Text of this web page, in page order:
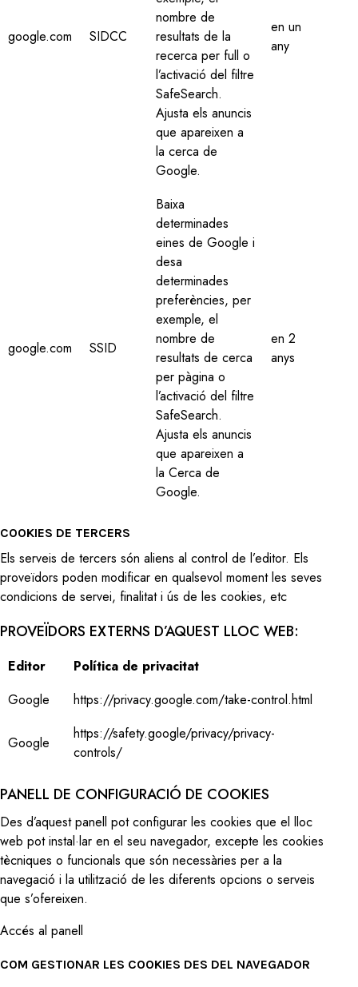
google.com SIDCC
nombre de
resultats de la
recerca per full o
l’activació del filtre
SafeSearch.
Ajusta els anuncis
que apareixen a
la cerca de
Google.
en un
any
google.com SSID
Baixa
determinades
eines de Google i
desa
determinades
preferències, per
exemple, el
nombre de
resultats de cerca
per pàgina o
l’activació del filtre
SafeSearch.
Ajusta els anuncis
que apareixen a
la Cerca de
Google.
en 2
anys
COOKIES DE TERCERS
Els serveis de tercers són aliens al control de l’editor. Els
proveïdors poden modificar en qualsevol moment les seves
condicions de servei, finalitat i ús de les cookies, etc
PROVEÏDORS EXTERNS D’AQUEST LLOC WEB:
Editor
Política de privacitat
Google
https://privacy.google.com/take-control.html
Google
https://safety.google/privacy/privacy-
controls/
PANELL DE CONFIGURACIÓ DE COOKIES
Des d’aquest panell pot configurar les cookies que el lloc
web pot instal·lar en el seu navegador, excepte les cookies
tècniques o funcionals que són necessàries per a la
navegació i la utilització de les diferents opcions o serveis
que s’ofereixen.
Accés al panell
COM GESTIONAR LES COOKIES DES DEL NAVEGADOR